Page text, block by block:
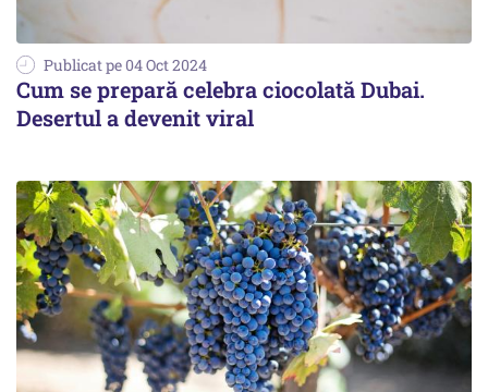
Publicat pe 04 Oct 2024
Cum se prepară celebra ciocolată Dubai.
Desertul a devenit viral